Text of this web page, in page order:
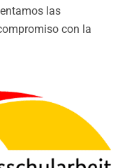
las
con la